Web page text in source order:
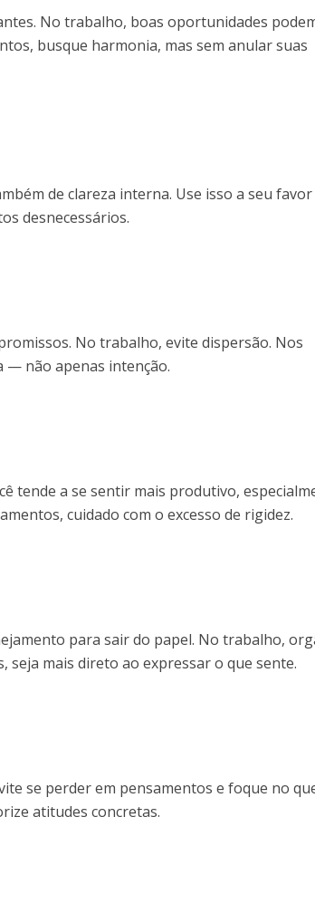
No trabalho, boas oportunidades
busque harmonia, mas sem anular suas
de clareza interna. Use isso a seu
desnecessários.
No trabalho, evite dispersão. Nos
— não apenas intenção.
tende a se sentir mais produtivo,
cuidado com o excesso de rigidez.
para sair do papel. No trabalho,
mais direto ao expressar o que sente.
se perder em pensamentos e foque no
atitudes concretas.